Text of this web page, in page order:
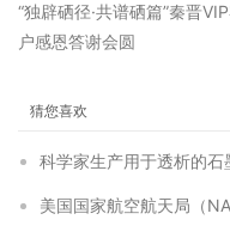
“独辟硒径·共谱硒篇”秦晋
户感恩答谢会圆
猜您喜欢
科学家生产用于透析的石
美国国家航空航天局（